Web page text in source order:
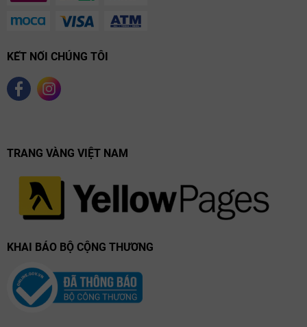
KẾT NỐI CHÚNG TÔI
TRANG VÀNG VIỆT NAM
KHAI BÁO BỘ CỘNG THƯƠNG